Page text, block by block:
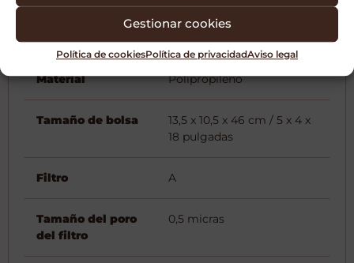
Gestionar cookies
Política de cookiesPolítica de privacidadAviso legal
Tabla medidas
Material Polipropileno
Tamaño de bolsa
13,5 x 10,5 x 46 cm / 5 x 4 x
18 pulgadas
Filtro A
Tamaño del poro
del filtro
0,5 micras